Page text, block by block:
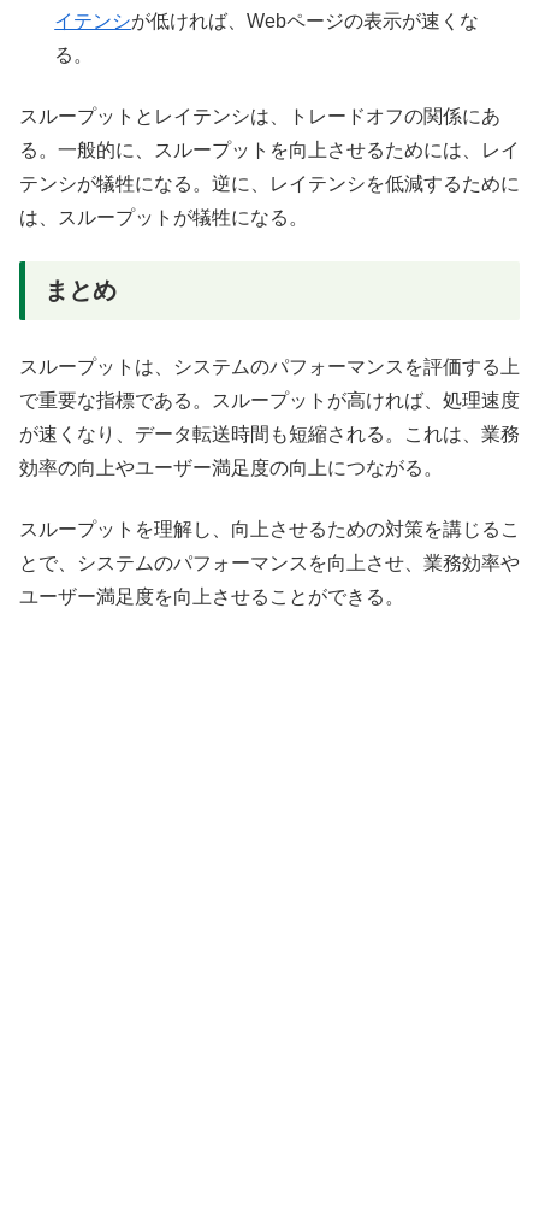
イテンシが低ければ、Webページの表示が速くな
る。
スループットとレイテンシは、トレードオフの関係にあ
る。一般的に、スループットを向上させるためには、レイ
テンシが犠牲になる。逆に、レイテンシを低減するために
は、スループットが犠牲になる。
まとめ
スループットは、システムのパフォーマンスを評価する上
で重要な指標である。スループットが高ければ、処理速度
が速くなり、データ転送時間も短縮される。これは、業務
効率の向上やユーザー満足度の向上につながる。
スループットを理解し、向上させるための対策を講じるこ
とで、システムのパフォーマンスを向上させ、業務効率や
ユーザー満足度を向上させることができる。